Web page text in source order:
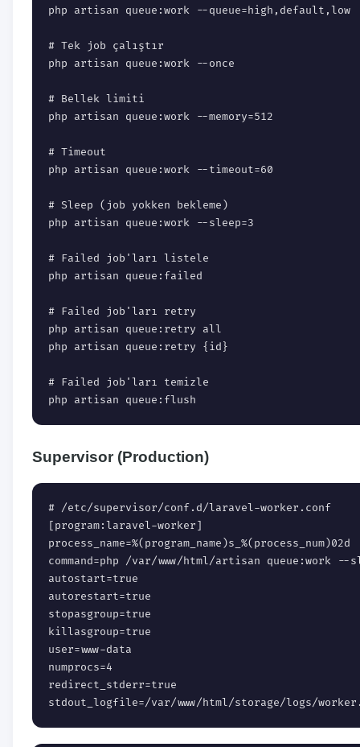
php artisan queue:work --queue=high,default,low
# Tek job çalıştır
php artisan queue:work --once
# Bellek limiti
php artisan queue:work --memory=512
# Timeout
php artisan queue:work --timeout=60
# Sleep (job yokken bekleme)
php artisan queue:work --sleep=3
# Failed job'ları listele
php artisan queue:failed
# Failed job'ları retry
php artisan queue:retry all
php artisan queue:retry {id}
# Failed job'ları temizle
php artisan queue:flush
Supervisor (Production)
# /etc/supervisor/conf.d/laravel-worker.conf
[program:laravel-worker]
process_name=%(program_name)s_%(process_num)02d
command=php /var/www/html/artisan queue:work
autostart=true
autorestart=true
stopasgroup=true
killasgroup=true
user=www-data
numprocs=4
redirect_stderr=true
stdout_logfile=/var/www/html/storage/logs/